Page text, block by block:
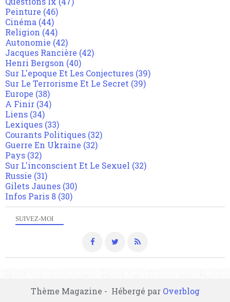
SUIVEZ-MOI
Peinture (46)
Cinéma (44)
Religion (44)
Autonomie (42)
Jacques Rancière (42)
Henri Bergson (40)
Sur L'epoque Et Les Conjectures (39)
Sur Le Terrorisme Et Le Secret (39)
Europe (38)
A Finir (34)
Liens (34)
Lexiques (33)
Courants Politiques (32)
Guerre En Ukraine (32)
Pays (32)
Sur L'inconscient Et Le Sexuel (32)
Russie (31)
Gilets Jaunes (30)
Infos Paris 8 (30)
Thème Magazine - Hébergé par Overblog